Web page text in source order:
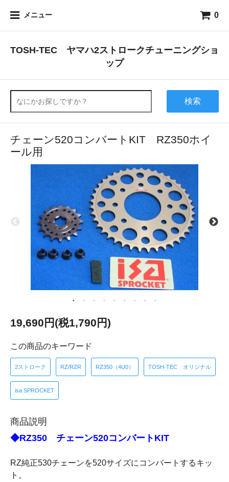
メニュー 0
TOSH-TEC ヤマハ2ストロークチューニングショ
ップ
検索
チェーン520コンバートKIT RZ350ホイ
ール用
19,690円(税1,790円)
この商品のキーワード
2ストローク RZ/RZR RZ350（4U0） TOSH-TEC オリジナル
isa SPROCKET
商品説明
◆RZ350 チェーン520コンバートKIT
RZ純正530チェーンを520サイズにコンバートするキッ
ト。